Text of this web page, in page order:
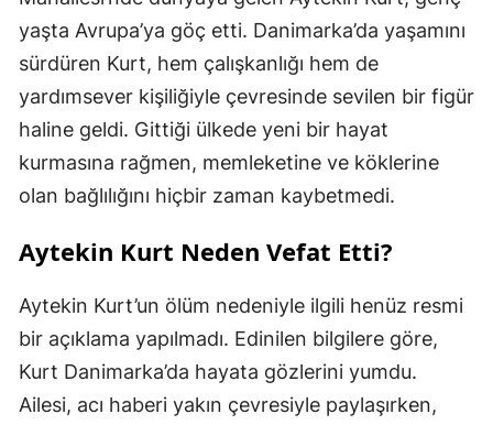
yaşta Avrupa’ya göç etti. Danimarka’da yaşamını
sürdüren Kurt, hem çalışkanlığı hem de
yardımsever kişiliğiyle çevresinde sevilen bir figür
haline geldi. Gittiği ülkede yeni bir hayat
kurmasına rağmen, memleketine ve köklerine
olan bağlılığını hiçbir zaman kaybetmedi.
Aytekin Kurt Neden Vefat Etti?
Aytekin Kurt’un ölüm nedeniyle ilgili henüz resmi
bir açıklama yapılmadı. Edinilen bilgilere göre,
Kurt Danimarka’da hayata gözlerini yumdu.
Ailesi, acı haberi yakın çevresiyle paylaşırken,